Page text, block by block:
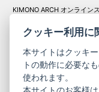
KIMONO ARCH オンライン
クッキー利用に
本サイトはクッキ
トの動作に必要な
使われます。
本サイトのお客様